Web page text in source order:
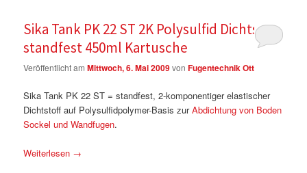
Sika Tank PK 22 ST 2K Polysulfid Dichtstoff
standfest 450ml Kartusche
Veröffentlicht amMittwoch, 6. Mai 2009vonFugentechnik Ott
Sika Tank PK 22 ST = standfest, 2-komponentiger elastischer
Dichtstoff auf Polysulfidpolymer-Basis zurAbdichtung von Boden
Sockel und Wandfugen.
Weiterlesen →